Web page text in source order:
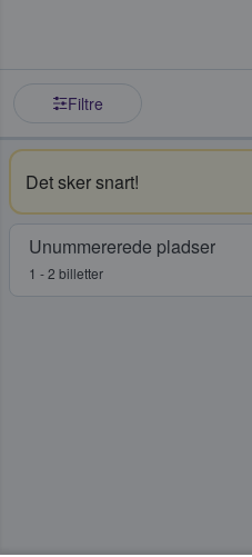
Filtre
Det sker snart!
Unummererede pladser
1 - 2 billetter